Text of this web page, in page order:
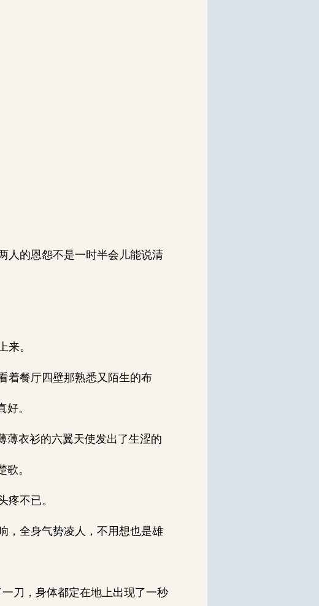
人的恩怨不是一时半会儿能说清
来。
着餐厅四壁那熟悉又陌生的布
。
薄衣衫的六翼天使发出了生涩的
。
不已。
，全身气势凌人，不用想也是雄
刀，身体都定在地上出现了一秒